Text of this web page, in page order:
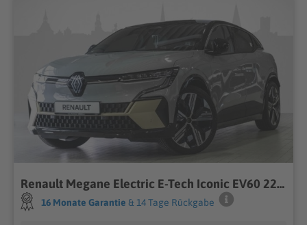
Renault Megane Electric E-Tech Iconic EV60 220HP digitales Cockpit Massagesitze Memory Sitze Soundsystem
16 Monate Garantie & 14 Tage Rückgabe